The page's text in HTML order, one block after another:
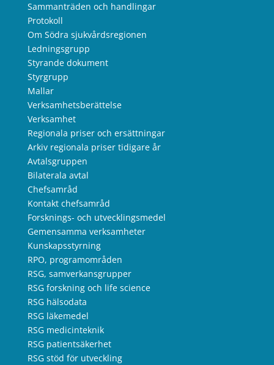
Sammanträden och handlingar
Protokoll
Om Södra sjukvårdsregionen
Ledningsgrupp
Styrande dokument
Styrgrupp
Mallar
Verksamhetsberättelse
Verksamhet
Regionala priser och ersättningar
Arkiv regionala priser tidigare år
Avtalsgruppen
Bilaterala avtal
Chefsamråd
Kontakt chefsamråd
Forsknings- och utvecklingsmedel
Gemensamma verksamheter
Kunskapsstyrning
RPO, programområden
RSG, samverkansgrupper
RSG forskning och life science
RSG hälsodata
RSG läkemedel
RSG medicinteknik
RSG patientsäkerhet
RSG stöd för utveckling